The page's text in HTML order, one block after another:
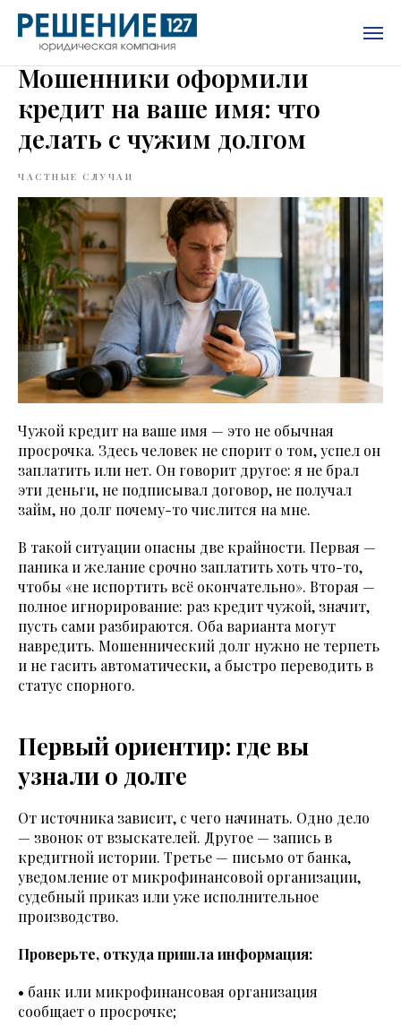
Мошенники оформили
кредит на ваше имя: что
делать с чужим долгом
ЧАСТНЫЕ СЛУЧАИ
Чужой кредит на ваше имя — это не обычная
просрочка. Здесь человек не спорит о том, успел он
заплатить или нет. Он говорит другое: я не брал
эти деньги, не подписывал договор, не получал
займ, но долг почему-то числится на мне.
В такой ситуации опасны две крайности. Первая —
паника и желание срочно заплатить хоть что-то,
чтобы «не испортить всё окончательно». Вторая —
полное игнорирование: раз кредит чужой, значит,
пусть сами разбираются. Оба варианта могут
навредить. Мошеннический долг нужно не терпеть
и не гасить автоматически, а быстро переводить в
статус спорного.
Первый ориентир: где вы
узнали о долге
От источника зависит, с чего начинать. Одно дело
— звонок от взыскателей. Другое — запись в
кредитной истории. Третье — письмо от банка,
уведомление от микрофинансовой организации,
судебный приказ или уже исполнительное
производство.
Проверьте, откуда пришла информация:
• банк или микрофинансовая организация
сообщает о просрочке;